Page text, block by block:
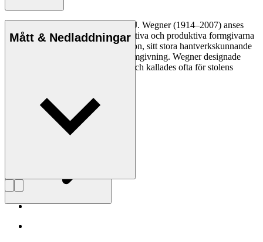
Den danske möbeldesignern Hans J. Wegner (1914–2007) anses
vara en av de mest kreativa, innovativa och produktiva formgivarna
genom tiderna, känd för sin precision, sitt stora hantverkskunnande
och sin kompromisslösa syn på formgivning. Wegner designade
nästan 500 stolar under sin livstid och kallades ofta för stolens
Läs mer om Hans J. Wegner
Mått & Nedladdningar